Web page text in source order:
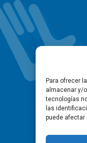
Para ofrecer
almacenar y/
tecnologías
las
puede